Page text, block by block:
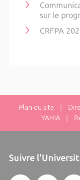
sur le
CRFPA
Plan du site |
YAHIA |
Suivre